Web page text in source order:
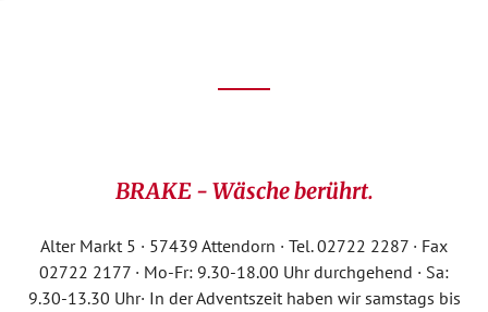
BRAKE - Wäsche berührt.
Alter Markt 5 · 57439 Attendorn · Tel. 02722 2287 · Fax
02722 2177 · Mo-Fr: 9.30-18.00 Uhr durchgehend · Sa:
9.30-13.30 Uhr· In der Adventszeit haben wir samstags bis